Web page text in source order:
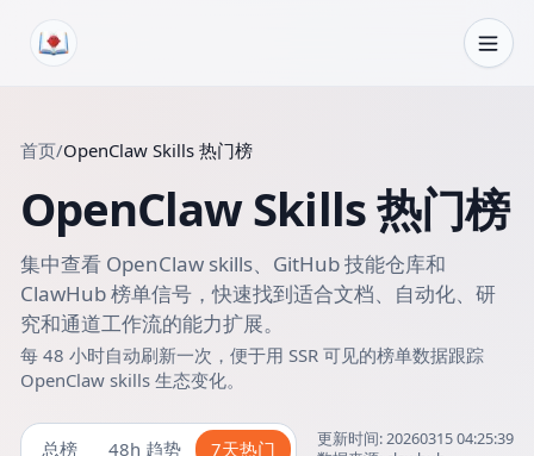
首页/OpenClaw Skills 热门榜
OpenClaw Skills 热门榜
集中查看 OpenClaw skills、GitHub 技能仓库和
ClawHub 榜单信号，快速找到适合文档、自动化、研
究和通道工作流的能力扩展。
每 48 小时自动刷新一次，便于用 SSR 可见的榜单数据跟踪
OpenClaw skills 生态变化。
总榜 48h 趋势 7天热门 更新时间:20260315 04:25:39